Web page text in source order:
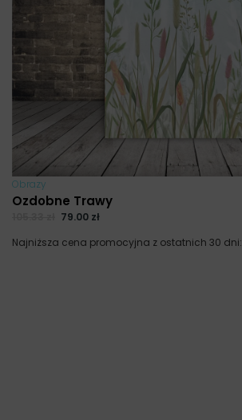
Obrazy
Ozdobne Trawy
79.00 zł
Najniższa cena promocyjna z ostatnich 30 dni: